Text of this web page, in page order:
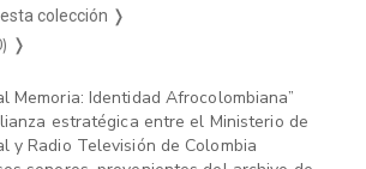
colección ❭
❭
Memoria: Identidad Afrocolombiana”
estratégica entre el Ministerio de
y Radio Televisión de Colombia